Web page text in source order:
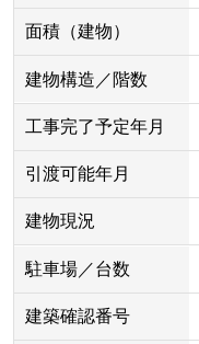
面積（建物）
建物構造／階数
工事完了予定年月
引渡可能年月
建物現況
駐車場／台数
建築確認番号